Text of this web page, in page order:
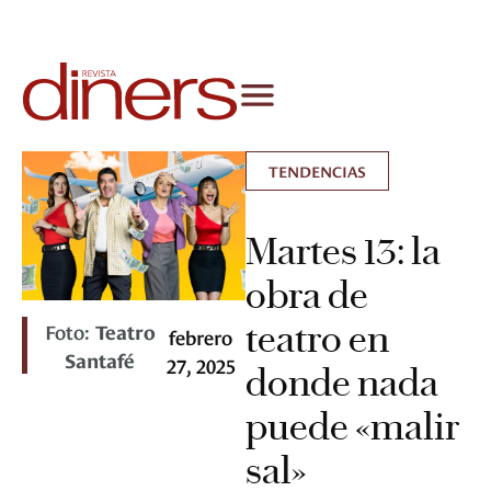
Foto: Teatro
Santafé
febrero
27, 2025
TENDENCIAS
Martes 13: la
obra de
teatro en
donde nada
puede «malir
sal»